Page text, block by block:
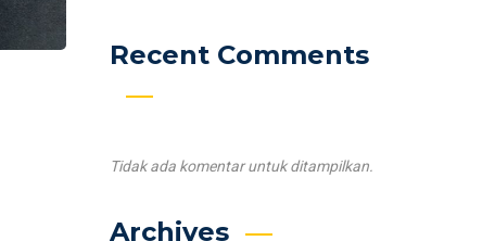
Recent Comments
Tidak ada komentar untuk ditampilkan.
Archives